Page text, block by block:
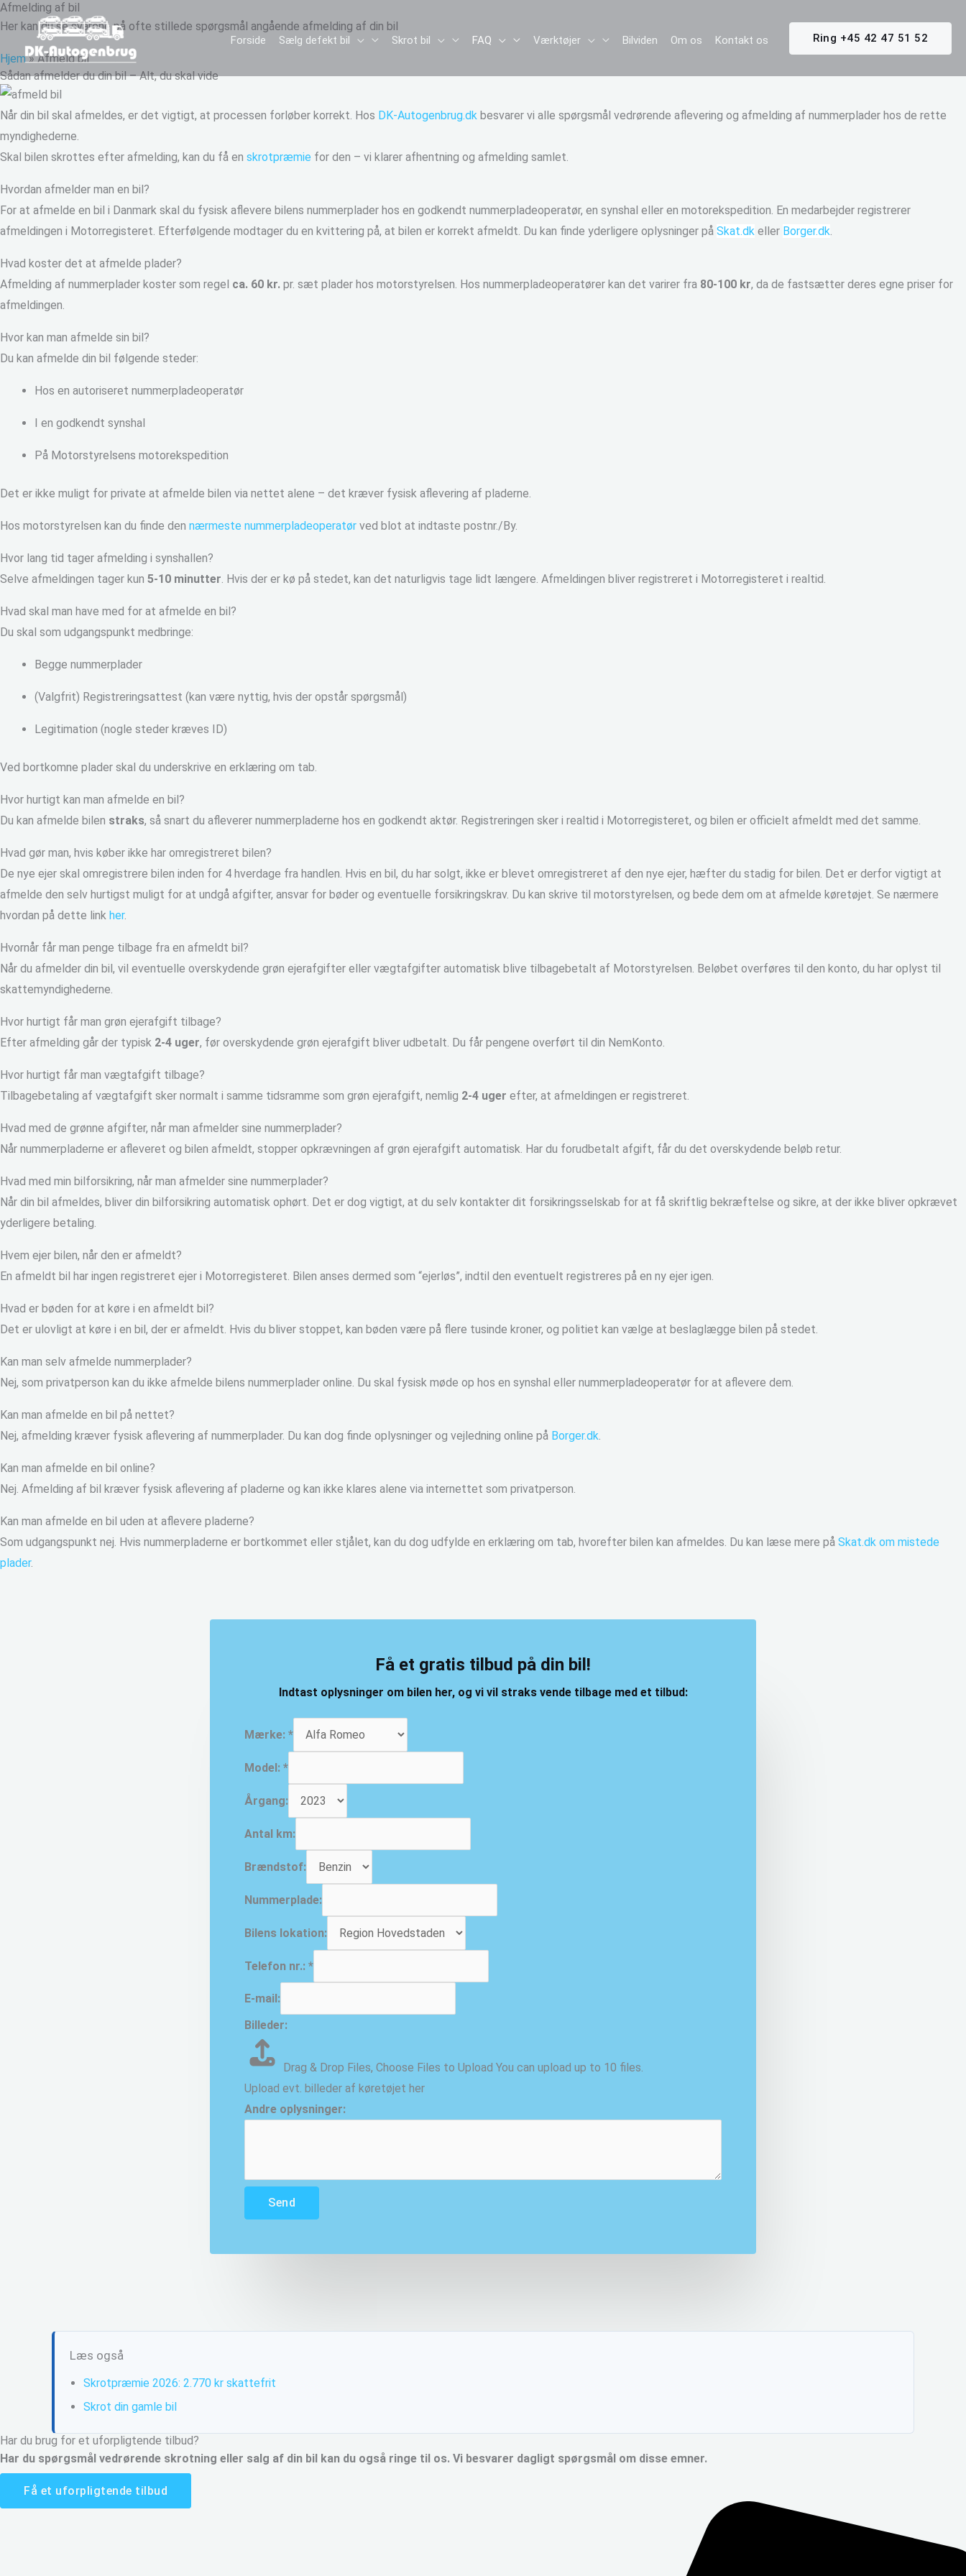
Gå
til
indholdet
Forside Sælg defekt bil Skrot bil FAQ Værktøjer Bilviden Om os Kontakt os Ring +45 42 47 51 52
Afmelding af bil
Her kan du se svarene på ofte stillede spørgsmål angående afmelding af din bil
Hjem»Afmeld bil
Sådan afmelder du din bil – Alt, du skal vide
Når din bil skal afmeldes, er det vigtigt, at processen forløber korrekt. Hos DK-Autogenbrug.dk besvarer vi alle spørgsmål vedrørende aflevering og afmelding af nummerplader hos de rette
myndighederne.
Skal bilen skrottes efter afmelding, kan du få en skrotpræmie for den – vi klarer afhentning og afmelding samlet.
Hvordan afmelder man en bil?
For at afmelde en bil i Danmark skal du fysisk aflevere bilens nummerplader hos en godkendt nummerpladeoperatør, en synshal eller en motorekspedition. En medarbejder registrerer
afmeldingen i Motorregisteret. Efterfølgende modtager du en kvittering på, at bilen er korrekt afmeldt. Du kan finde yderligere oplysninger på Skat.dk eller Borger.dk.
Hvad koster det at afmelde plader?
Afmelding af nummerplader koster som regel ca. 60 kr. pr. sæt plader hos motorstyrelsen. Hos nummerpladeoperatører kan det varirer fra 80-100 kr, da de fastsætter deres egne priser for
afmeldingen.
Hvor kan man afmelde sin bil?
Du kan afmelde din bil følgende steder:
Hos en autoriseret nummerpladeoperatør
I en godkendt synshal
På Motorstyrelsens motorekspedition
Det er ikke muligt for private at afmelde bilen via nettet alene – det kræver fysisk aflevering af pladerne.
Hos motorstyrelsen kan du finde den nærmeste nummerpladeoperatør ved blot at indtaste postnr./By.
Hvor lang tid tager afmelding i synshallen?
Selve afmeldingen tager kun 5-10 minutter. Hvis der er kø på stedet, kan det naturligvis tage lidt længere. Afmeldingen bliver registreret i Motorregisteret i realtid.
Hvad skal man have med for at afmelde en bil?
Du skal som udgangspunkt medbringe:
Begge nummerplader
(Valgfrit) Registreringsattest (kan være nyttig, hvis der opstår spørgsmål)
Legitimation (nogle steder kræves ID)
Ved bortkomne plader skal du underskrive en erklæring om tab.
Hvor hurtigt kan man afmelde en bil?
Du kan afmelde bilen straks, så snart du afleverer nummerpladerne hos en godkendt aktør. Registreringen sker i realtid i Motorregisteret, og bilen er officielt afmeldt med det samme.
Hvad gør man, hvis køber ikke har omregistreret bilen?
De nye ejer skal omregistrere bilen inden for 4 hverdage fra handlen. Hvis en bil, du har solgt, ikke er blevet omregistreret af den nye ejer, hæfter du stadig for bilen. Det er derfor vigtigt at
afmelde den selv hurtigst muligt for at undgå afgifter, ansvar for bøder og eventuelle forsikringskrav. Du kan skrive til motorstyrelsen, og bede dem om at afmelde køretøjet. Se nærmere
hvordan på dette link her.
Hvornår får man penge tilbage fra en afmeldt bil?
Når du afmelder din bil, vil eventuelle overskydende grøn ejerafgifter eller vægtafgifter automatisk blive tilbagebetalt af Motorstyrelsen. Beløbet overføres til den konto, du har oplyst til
skattemyndighederne.
Hvor hurtigt får man grøn ejerafgift tilbage?
Efter afmelding går der typisk 2-4 uger, før overskydende grøn ejerafgift bliver udbetalt. Du får pengene overført til din NemKonto.
Hvor hurtigt får man vægtafgift tilbage?
Tilbagebetaling af vægtafgift sker normalt i samme tidsramme som grøn ejerafgift, nemlig 2-4 uger efter, at afmeldingen er registreret.
Hvad med de grønne afgifter, når man afmelder sine nummerplader?
Når nummerpladerne er afleveret og bilen afmeldt, stopper opkrævningen af grøn ejerafgift automatisk. Har du forudbetalt afgift, får du det overskydende beløb retur.
Hvad med min bilforsikring, når man afmelder sine nummerplader?
Når din bil afmeldes, bliver din bilforsikring automatisk ophørt. Det er dog vigtigt, at du selv kontakter dit forsikringsselskab for at få skriftlig bekræftelse og sikre, at der ikke bliver opkrævet
yderligere betaling.
Hvem ejer bilen, når den er afmeldt?
En afmeldt bil har ingen registreret ejer i Motorregisteret. Bilen anses dermed som “ejerløs”, indtil den eventuelt registreres på en ny ejer igen.
Hvad er bøden for at køre i en afmeldt bil?
Det er ulovligt at køre i en bil, der er afmeldt. Hvis du bliver stoppet, kan bøden være på flere tusinde kroner, og politiet kan vælge at beslaglægge bilen på stedet.
Kan man selv afmelde nummerplader?
Nej, som privatperson kan du ikke afmelde bilens nummerplader online. Du skal fysisk møde op hos en synshal eller nummerpladeoperatør for at aflevere dem.
Kan man afmelde en bil på nettet?
Nej, afmelding kræver fysisk aflevering af nummerplader. Du kan dog finde oplysninger og vejledning online på Borger.dk.
Kan man afmelde en bil online?
Nej. Afmelding af bil kræver fysisk aflevering af pladerne og kan ikke klares alene via internettet som privatperson.
Kan man afmelde en bil uden at aflevere pladerne?
Som udgangspunkt nej. Hvis nummerpladerne er bortkommet eller stjålet, kan du dog udfylde en erklæring om tab, hvorefter bilen kan afmeldes. Du kan læse mere på Skat.dk om mistede
plader.
Få et gratis tilbud på din bil!
Indtast oplysninger om bilen her, og vi vil straks vende tilbage med et tilbud:
Mærke: *
Model: *
Årgang:
Antal km:
Brændstof:
Nummerplade:
Bilens lokation:
Telefon nr.: *
E-mail:
Billeder:
Drag & Drop Files, Choose Files to Upload You can upload up to 10 files.
Upload evt. billeder af køretøjet her
Andre oplysninger:
Send
Læs også
Skrotpræmie 2026: 2.770 kr skattefrit
Skrot din gamle bil
Har du brug for et uforpligtende tilbud?
Har du spørgsmål vedrørende skrotning eller salg af din bil kan du også ringe til os. Vi besvarer dagligt spørgsmål om disse emner.
Få et uforpligtende tilbud